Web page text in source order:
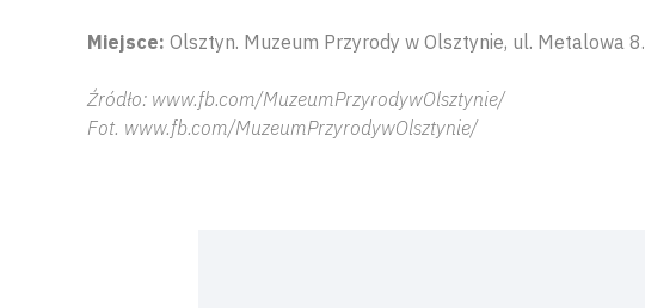
Miejsce: Olsztyn. Muzeum Przyrody w Olsztynie, ul. Metalowa 8.
Źródło: www.fb.com/MuzeumPrzyrodywOlsztynie/
Fot. www.fb.com/MuzeumPrzyrodywOlsztynie/